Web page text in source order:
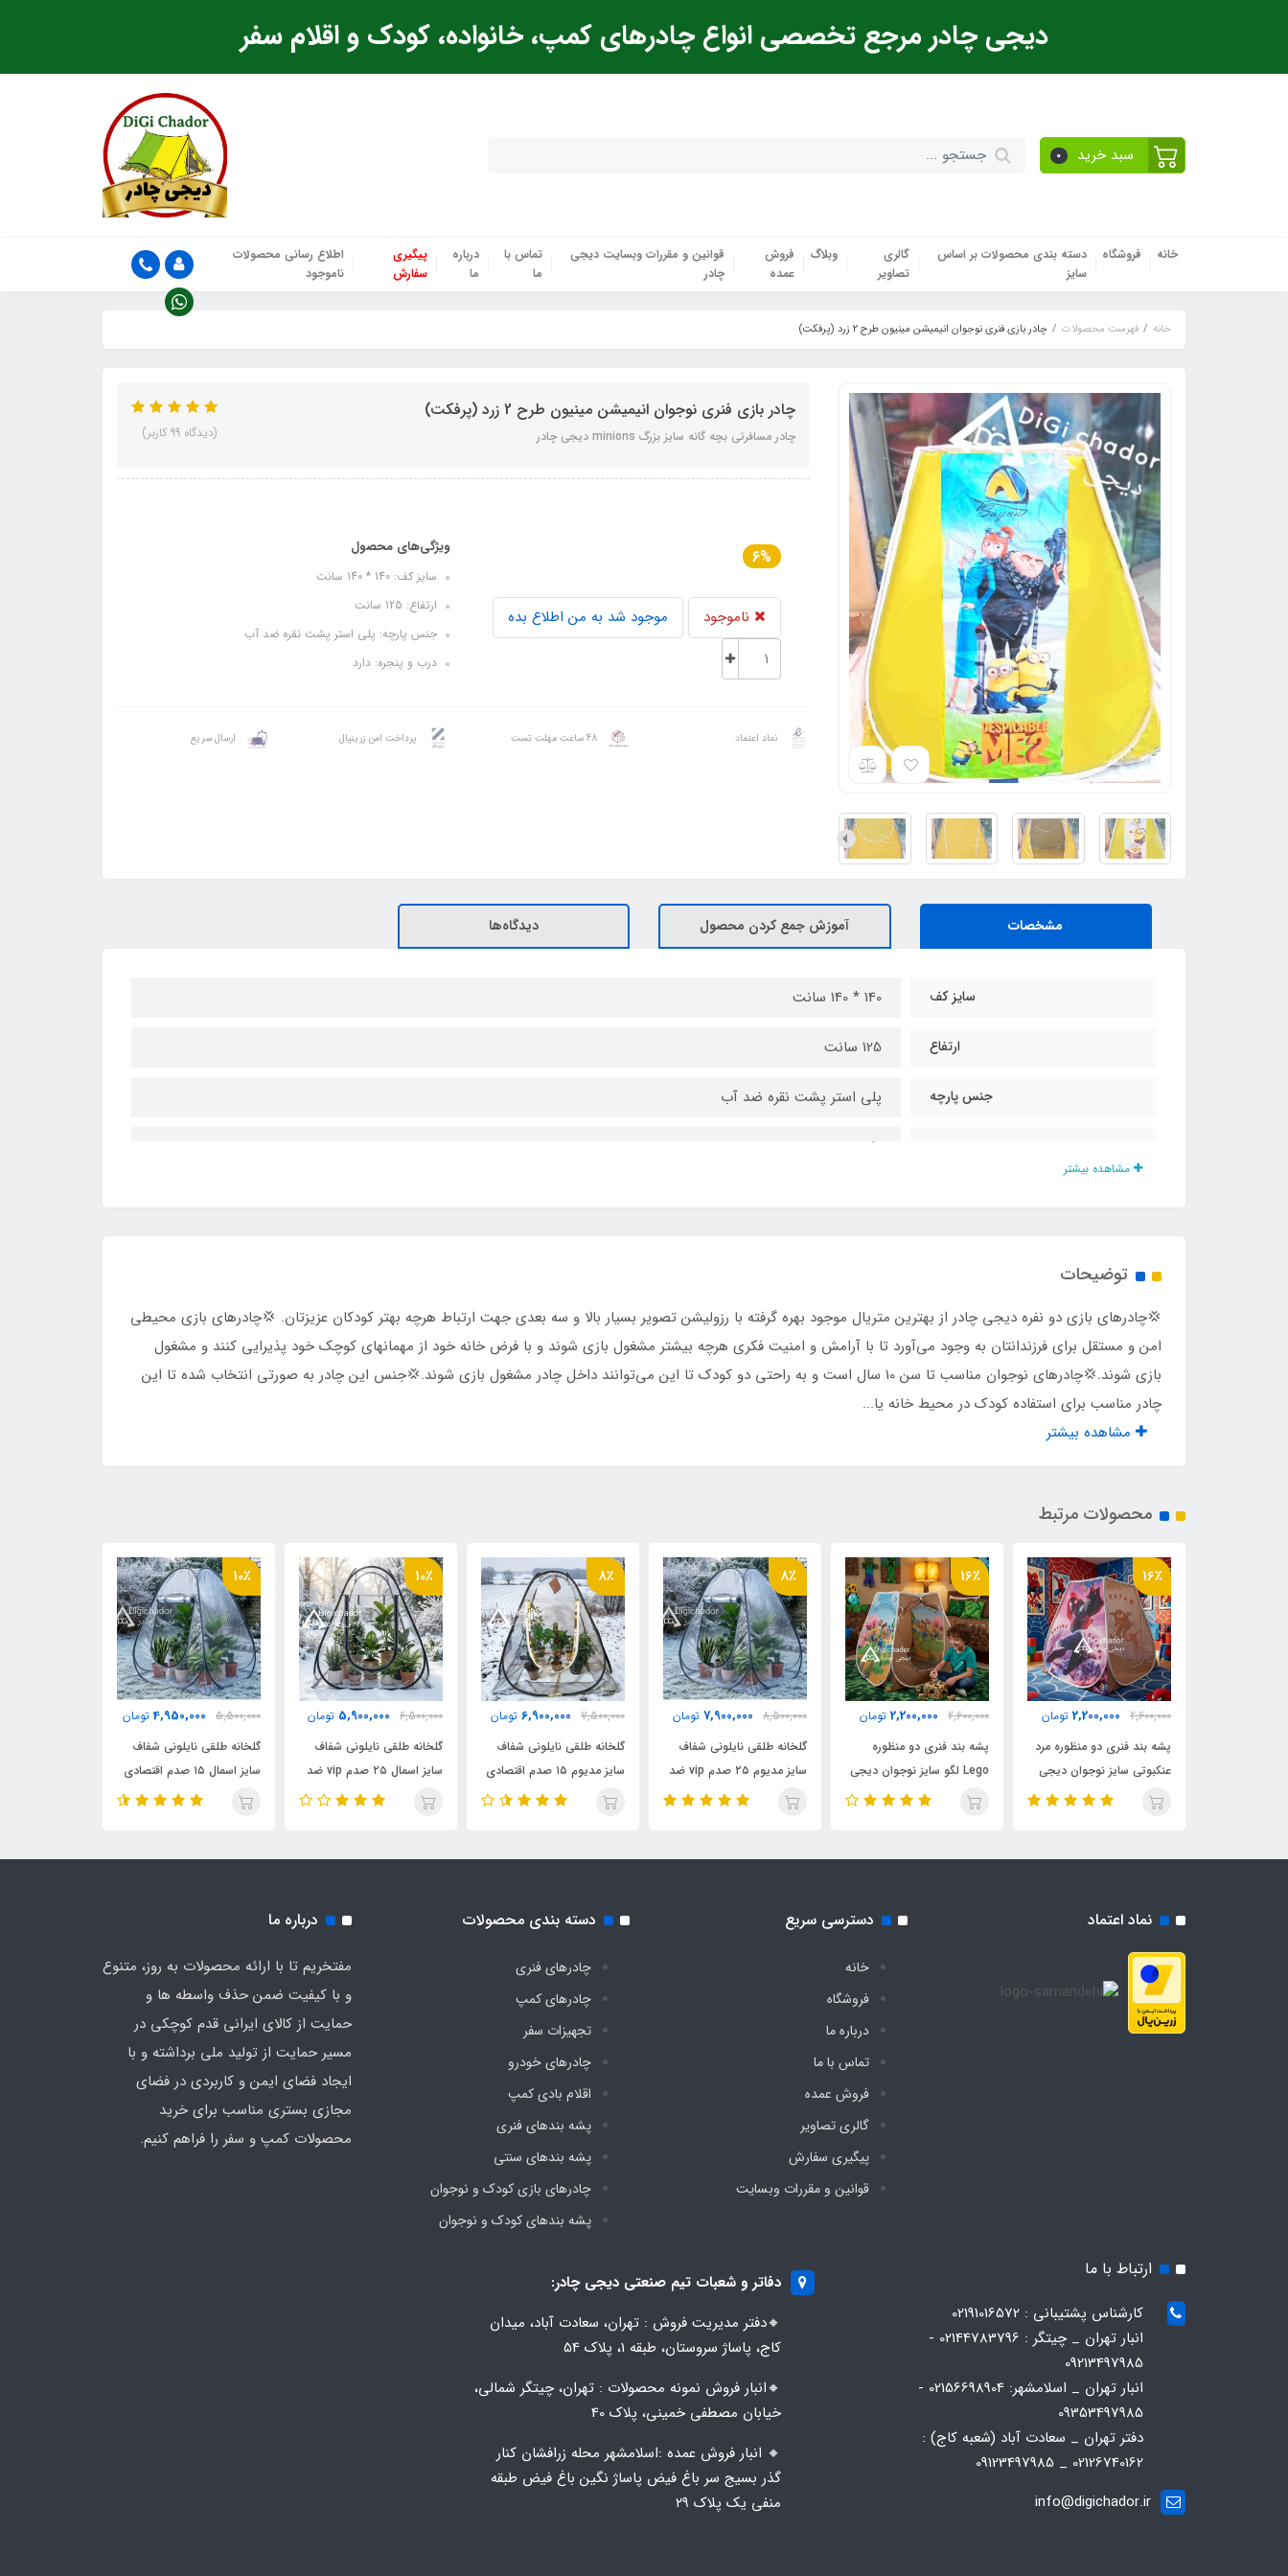
دیجی چادر مرجع تخصصی انواع چادرهای کمپ، خانواده، کودک و اقلام سفر
سبد خرید 0
خانه فروشگاه
دسته بندی محصولات بر اساس
سایز
گالری
تصاویر
وبلاگ
فروش
عمده
قوانین و مقررات وبسایت دیجی
چادر
تماس با
ما
درباره
ما
پیگیری
سفارش
اطلاع رسانی محصولات
ناموجود
خانه فهرست محصولات چادر بازی فنری نوجوان انیمیشن مینیون طرح 2 زرد (پرفکت)
چادر بازی فنری نوجوان انیمیشن مینیون طرح 2 زرد (پرفکت)
چادر مسافرتی بچه گانه سایز بزرگ minions دیجی چادر (دیدگاه 99 کاربر)
6%
ناموجود موجود شد به من اطلاع بده
ویژگی‌های محصول
سایز کف: 140 * 140 سانت
ارتفاع: 125 سانت
جنس پارچه: پلی استر پشت نقره ضد آب
درب و پنجره: دارد
نماد اعتماد 48 ساعت مهلت تست پرداخت امن زرینپال ارسال سریع
مشخصات آموزش جمع کردن محصول دیدگاه‌ها
سایز کف 140 * 140 سانت
ارتفاع 125 سانت
جنس پارچه پلی استر پشت نقره ضد آب
درب و پنجره دارد
جنس کف پلی استر پشت نقره ضد آب
2500 گرم
مشاهده بیشتر
توضیحات
​​​​💢چادرهای بازی دو نفره دیجی چادر از بهترین متریال موجود بهره گرفته با رزولیشن تصویر بسیار بالا و سه بعدی جهت ارتباط هرچه بهتر کودکان عزیزتان. 💢چادرهای بازی محیطی
امن و مستقل برای فرزندانتان به وجود می‌آورد تا با آرامش و امنیت فکری هرچه بیشتر مشغول بازی شوند و با فرض خانه خود از مهمانهای کوچک خود پذیرایی کنند و مشغول
بازی شوند.💢چادرهای نوجوان مناسب تا سن 10 سال است و به راحتی دو کودک تا این می‌توانند داخل چادر مشغول بازی شوند.💢جنس این چادر به صورتی انتخاب شده تا این
چادر مناسب برای استفاده کودک در محیط خانه یا...
مشاهده بیشتر
محصولات مرتبط
16٪
2,600,000
2,200,000 تومان
پشه بند فنری دو منظوره مرد
عنکبوتی سایز نوجوان دیجی
چادر
16٪
2,600,000
2,200,000 تومان
پشه بند فنری دو منظوره
Lego لگو سایز نوجوان دیجی
چادر
8٪
8,500,000
7,900,000 تومان
گلخانه طلقی نایلونی شفاف
سایز مدیوم ۲۵ صدم vip ضد
آب چادری فنری بدون کف
8٪
7,500,000
6,900,000 تومان
گلخانه طلقی نایلونی شفاف
سایز مدیوم ۱۵ صدم اقتصادی
ضد آب چادری فنری بدون
10٪
6,500,000
5,900,000 تومان
گلخانه طلقی نایلونی شفاف
سایز اسمال ۲۵ صدم vip ضد
آب چادری فنری بدون کف
10٪
5,500,000
4,950,000 تومان
گلخانه طلقی نایلونی شفاف
سایز اسمال ۱۵ صدم اقتصادی
ضد آب چادری فنری بدون
نماد اعتماد دسترسی سریع
خانه
فروشگاه
درباره ما
تماس با ما
فروش عمده
گالری تصاویر
پیگیری سفارش
قوانین و مقررات وبسایت
دسته بندی محصولات
چادرهای فنری
چادرهای کمپ
تجهیزات سفر
چادرهای خودرو
اقلام بادی کمپ
پشه‌ بندهای فنری
پشه‌ بندهای سنتی
چادرهای بازی کودک و نوجوان
پشه‌ بندهای کودک و نوجوان
درباره ما
مفتخریم تا با ارائه محصولات به روز، متنوع
و با کیفیت ضمن حذف واسطه ها و
حمایت از کالای ایرانی قدم کوچکی در
مسیر حمایت از تولید ملی برداشته و با
ایجاد فضای ایمن و کاربردی در فضای
مجازی بستری مناسب برای خرید
محصولات کمپ و سفر را فراهم کنیم.
ارتباط با ما
کارشناس پشتیبانی : 02191016572
انبار تهران _ چیتگر : 02144783796 -
09213497985
انبار تهران _ اسلامشهر: 02156698904 -
09353497985
دفتر تهران _ سعادت آباد (شعبه کاج) :
02126740162 _ 09123497985
info@digichador.ir
دفاتر و شعبات تیم صنعتی دیجی چادر:
🔸️​​دفتر مدیریت فروش : تهران، سعادت آباد، میدان
کاج، پاساژ سروستان، طبقه 1، پلاک 54
🔸️​​انبار فروش نمونه محصولات : تهران، چیتگر شمالی،
خیابان مصطفی خمینی، پلاک 40
🔸️ انبار فروش عمده :اسلامشهر محله زرافشان کنار
گذر بسیج سر باغ فیض پاساژ نگین باغ فیض طبقه
منفی یک پلاک ۲۹